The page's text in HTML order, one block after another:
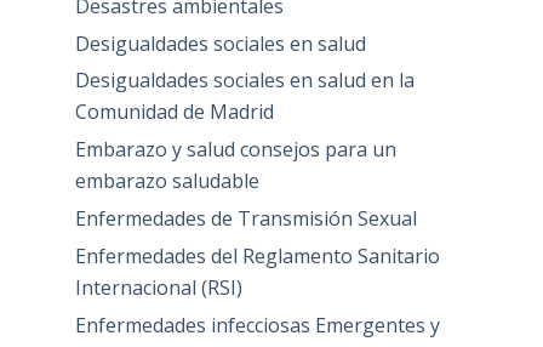
Desastres ambientales
Desigualdades sociales en salud
Desigualdades sociales en salud en la
Comunidad de Madrid
Embarazo y salud consejos para un
embarazo saludable
Enfermedades de Transmisión Sexual
Enfermedades del Reglamento Sanitario
Internacional (RSI)
Enfermedades infecciosas Emergentes y